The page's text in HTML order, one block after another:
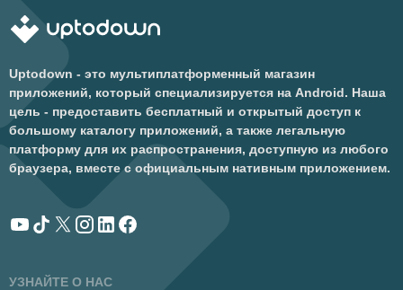
Uptodown - это мультиплатформенный магазин
приложений, который специализируется на Android. Наша
цель - предоставить бесплатный и открытый доступ к
большому каталогу приложений, а также легальную
платформу для их распространения, доступную из любого
браузера, вместе с официальным нативным приложением.
УЗНАЙТЕ О НАС